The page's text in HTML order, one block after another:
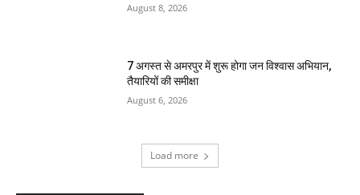
August 8, 2026
7 अगस्त से अमरपुर में शुरू होगा जन विश्वास अभियान,
तैयारियों की समीक्षा
August 6, 2026
Load more